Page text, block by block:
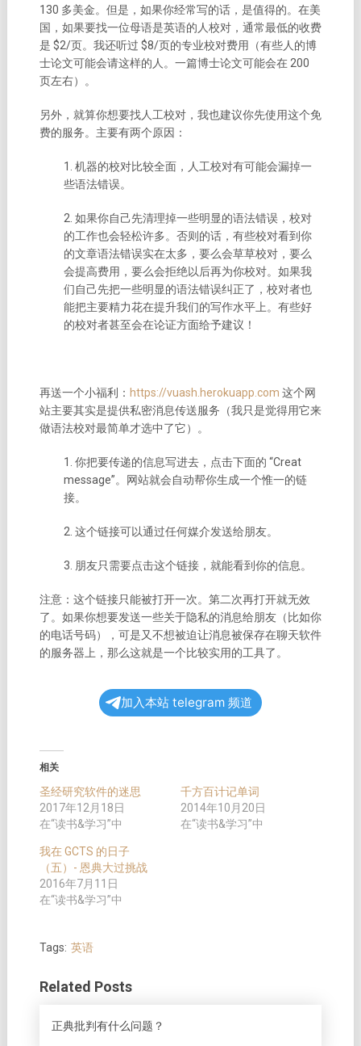
130 多美金。但是，如果你经常写的话，是值得的。在美
国，如果要找一位母语是英语的人校对，通常最低的收费
是 $2/页。我还听过 $8/页的专业校对费用（有些人的博
士论文可能会请这样的人。一篇博士论文可能会在 200
页左右）。
另外，就算你想要找人工校对，我也建议你先使用这个免
费的服务。主要有两个原因：
1. 机器的校对比较全面，人工校对有可能会漏掉一
些语法错误。
2. 如果你自己先清理掉一些明显的语法错误，校对
的工作也会轻松许多。否则的话，有些校对看到你
的文章语法错误实在太多，要么会草草校对，要么
会提高费用，要么会拒绝以后再为你校对。如果我
们自己先把一些明显的语法错误纠正了，校对者也
能把主要精力花在提升我们的写作水平上。有些好
的校对者甚至会在论证方面给予建议！
再送一个小福利： https://vuash.herokuapp.com 这个网
站主要其实是提供私密消息传送服务（我只是觉得用它来
做语法校对最简单才选中了它）。
1. 你把要传递的信息写进去，点击下面的 “Creat
message”。网站就会自动帮你生成一个惟一的链
接。
2. 这个链接可以通过任何媒介发送给朋友。
3. 朋友只需要点击这个链接，就能看到你的信息。
注意：这个链接只能被打开一次。第二次再打开就无效
了。如果你想要发送一些关于隐私的消息给朋友（比如你
的电话号码），可是又不想被迫让消息被保存在聊天软件
的服务器上，那么这就是一个比较实用的工具了。
加入本站 telegram 频道
相关
圣经研究软件的迷思
2017年12月18日
在“读书&学习”中
千方百计记单词
2014年10月20日
在“读书&学习”中
我在 GCTS 的日子
（五）- 恩典大过挑战
2016年7月11日
在“读书&学习”中
Tags: 英语
Related Posts
正典批判有什么问题？